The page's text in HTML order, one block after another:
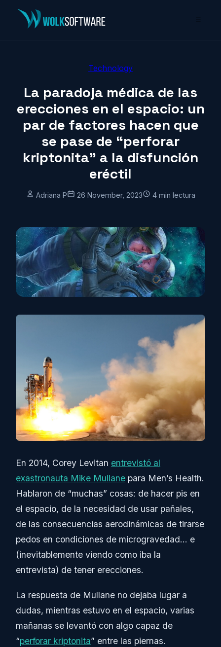
☰
Technology
La paradoja médica de las
erecciones en el espacio: un
par de factores hacen que
se pase de “perforar
kriptonita” a la disfunción
eréctil
Adriana P 26 November, 2023 4 min lectura
En 2014, Corey Levitan entrevistó al
exastronauta Mike Mullane para Men’s Health.
Hablaron de “muchas” cosas: de hacer pis en
el espacio, de la necesidad de usar pañales,
de las consecuencias aerodinámicas de tirarse
pedos en condiciones de microgravedad… e
(inevitablemente viendo como iba la
entrevista) de tener erecciones.
La respuesta de Mullane no dejaba lugar a
dudas, mientras estuvo en el espacio, varias
mañanas se levantó con algo capaz de
“perforar kriptonita” entre las piernas.